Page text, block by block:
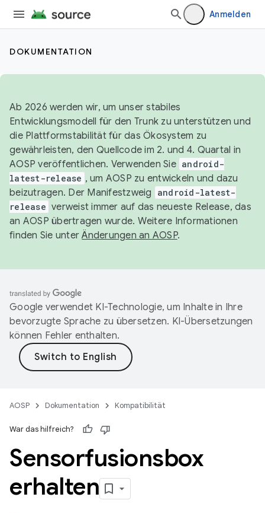
Anmelden
DOKUMENTATION
Ab 2026 werden wir, um unser stabiles
Entwicklungsmodell für den Trunk zu unterstützen und
die Plattformstabilität für das Ökosystem zu
gewährleisten, den Quellcode im 2. und 4. Quartal in
AOSP veröffentlichen. Verwenden Sie android-
latest-release , um AOSP zu entwickeln und dazu
beizutragen. Der Manifestzweig
android-latest-
release verweist immer auf das neueste Release, das
an AOSP übertragen wurde. Weitere Informationen
finden Sie unterÄnderungen an AOSP.
Google verwendet KI-Technologie, um Inhalte in Ihre
bevorzugte Sprache zu übersetzen. KI-Übersetzungen
können Fehler enthalten.
AOSP Dokumentation Kompatibilität
War das hilfreich?
Sensorfusionsbox
erhalten